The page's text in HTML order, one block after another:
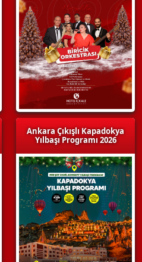
Ankara Çıkışlı Kapadokya
Yılbaşı Programı 2026